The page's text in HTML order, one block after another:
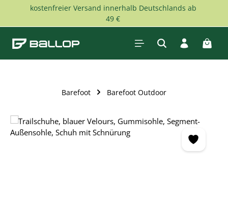
Zum Hauptinhalt springen
kostenfreier Versand innerhalb Deutschlands ab
49 €
Barefoot Barefoot Outdoor
Bildergalerie überspringen